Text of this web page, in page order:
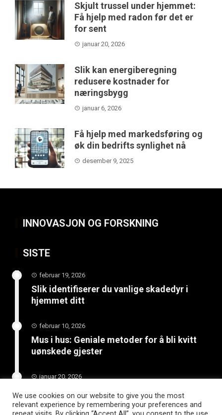
Skjult trussel under hjemmet:
Få hjelp med radon før det er
for sent
januar 20, 2026
Slik kan energiberegning
redusere kostnader for
næringsbygg
januar 6, 2026
Få hjelp med markedsføring og
øk din bedrifts synlighet nå
desember 9, 2025
INNOVASJON OG FORSKNING
SISTE
februar 19, 2026
Slik identifiserer du vanlige skadedyr i
hjemmet ditt
februar 10, 2026
Mus i hus: Geniale metoder for å bli kvitt
uønskede gjester
januar 20, 2026
Skjult trussel under hjemmet: Få hjelp med
radon før det er for sent
We use cookies on our website to give you the most
relevant experience by remembering your preferences and